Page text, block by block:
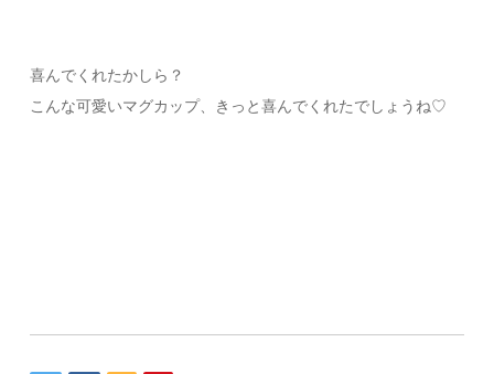
喜んでくれたかしら？
こんな可愛いマグカップ、きっと喜んでくれたでしょうね♡